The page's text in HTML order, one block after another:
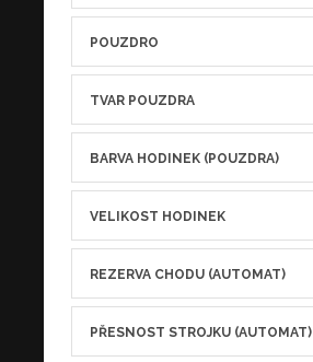
POUZDRO
TVAR POUZDRA
BARVA HODINEK (POUZDRA)
VELIKOST HODINEK
REZERVA CHODU (AUTOMAT)
PŘESNOST STROJKU (AUTOMAT)